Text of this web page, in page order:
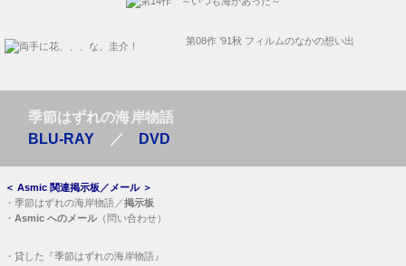
第08作 ’91秋 フィルムのなかの想い出
季節はずれの海岸物語
BLU-RAY ／ DVD
＜ Asmic 関連掲示板／メール＞
・ 季節はずれの海岸物語／掲示板
・ Asmic へのメール（問い合わせ）
・ 貸した『季節はずれの海岸物語』